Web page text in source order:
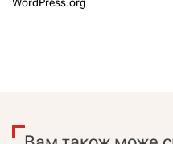
WordPress.org